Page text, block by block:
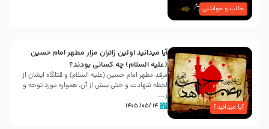
جالب و خواندنی
آیا میدانید؟
آیا میدانید اولین زائران مزار مطهر امام حسین
(علیه السلام) چه کسانی بودند؟
مرقد مطهر امام حسین (علیه السلام) و قتلگاه ایشان از
لحظه شهادت و حتی پیش از آن، همواره مورد توجه و
ز...
۱۴ /۰۵/ ۱۴۰۵